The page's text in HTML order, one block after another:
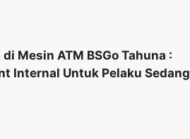
Mesin ATM BSGo Tahuna :
Internal Untuk Pelaku Sedang